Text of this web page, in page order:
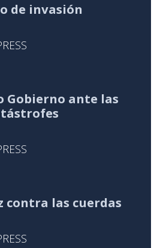
de invasión
Gobierno ante las
contra las cuerdas